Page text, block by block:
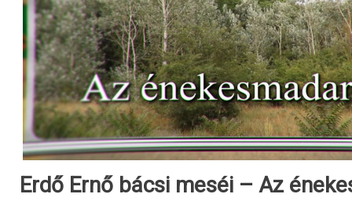
Erdő Ernő bácsi meséi – Az